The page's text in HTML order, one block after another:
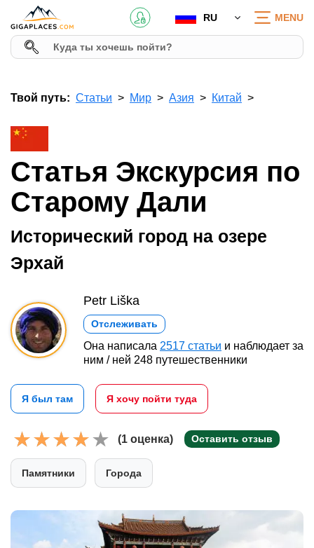
RU MENU
Твой путь: Статьи Мир Азия Китай
Статья Экскурсия по
Старому Дали
Исторический город на озере
Эрхай
Petr Liška
Отслеживать
Она написала 2517 статьи и наблюдает за
ним / ней 248 путешественники
Я был там Я хочу пойти туда
(1 оценка) Оставить отзыв
Памятники Города